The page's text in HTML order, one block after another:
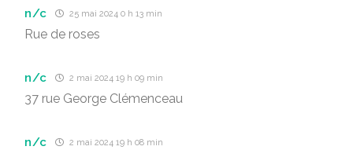
n/c 25 mai 2024 0 h 13 min
Rue de roses
n/c 2 mai 2024 19 h 09 min
37 rue George Clémenceau
n/c 2 mai 2024 19 h 08 min